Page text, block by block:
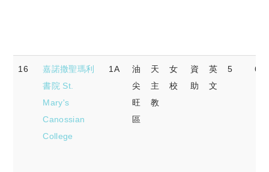
16
嘉諾撒聖瑪利
書院 St.
Mary's
Canossian
College
1A
油
尖
旺
區
天
主
教
女
校
資
助
英
文
5